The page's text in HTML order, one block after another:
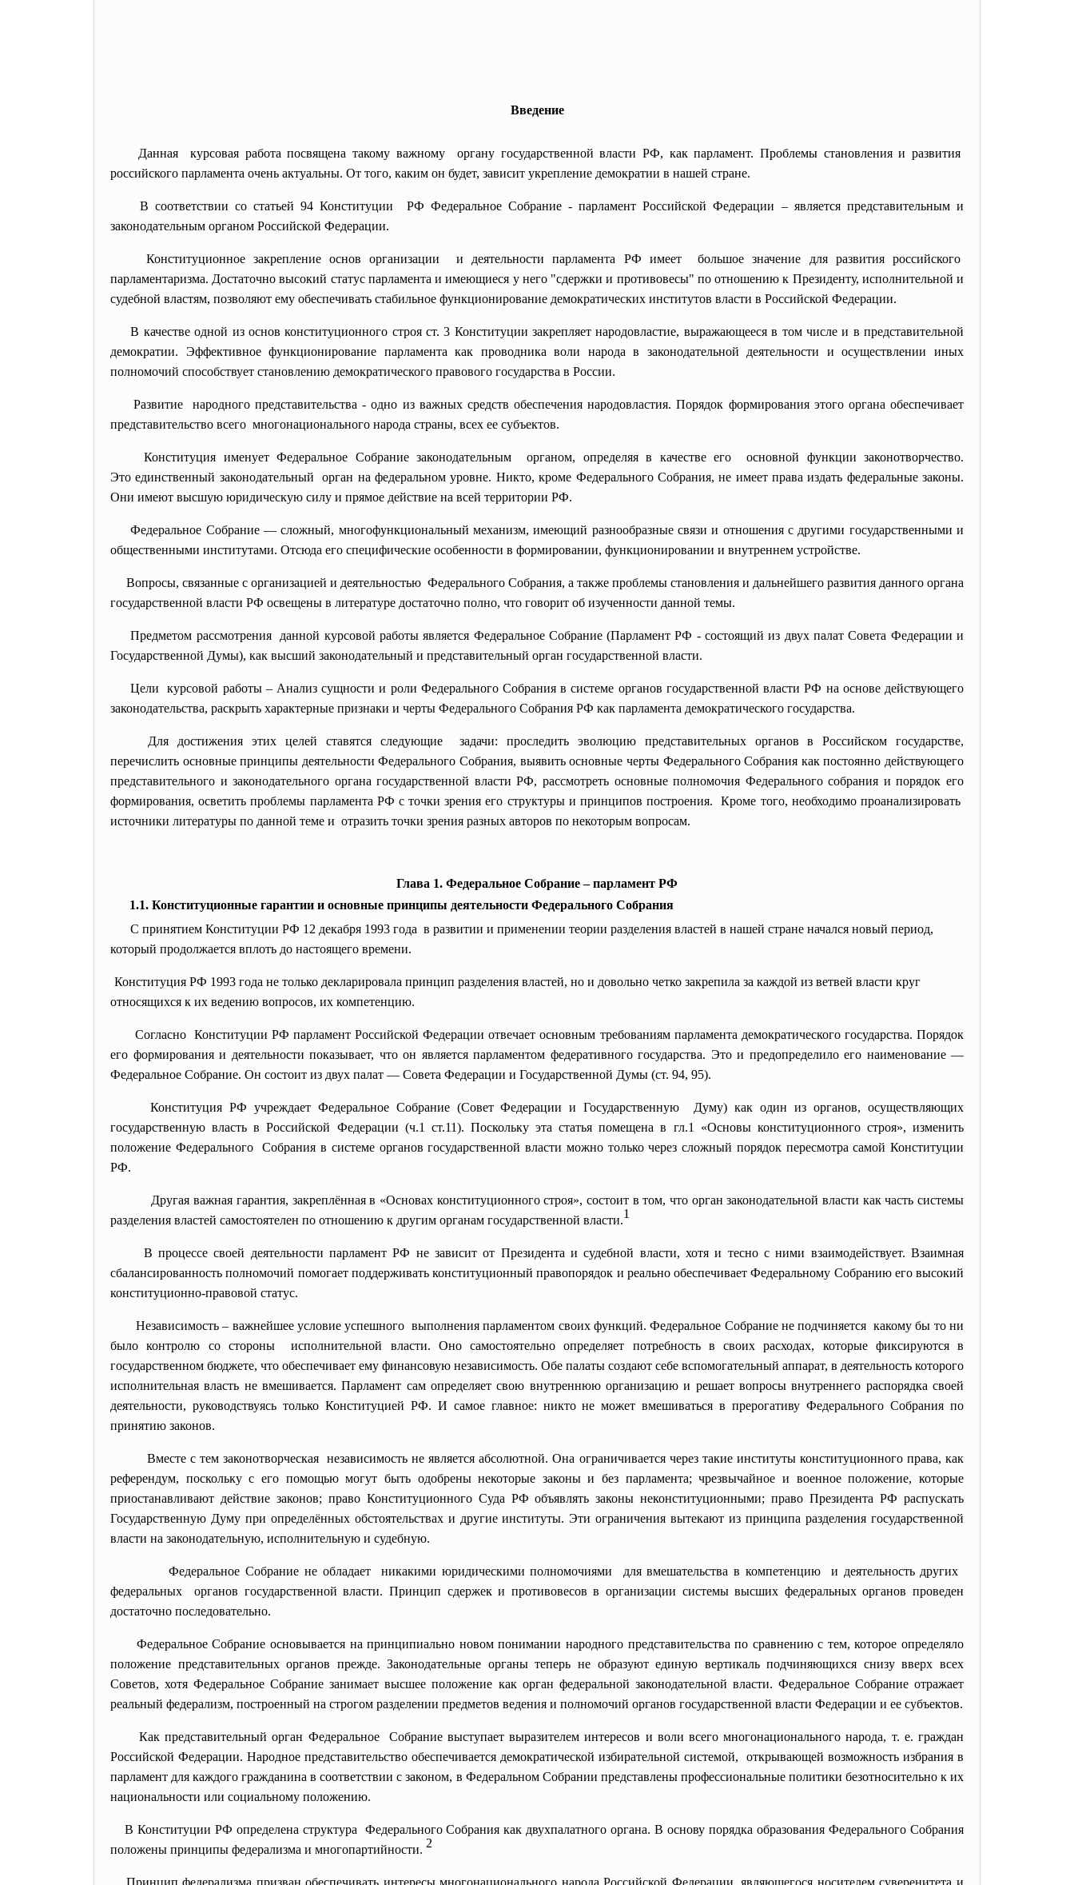
Введение
Данная курсовая работа посвящена такому важному органу государственной власти РФ, как парламент. Проблемы становления и развития
российского парламента очень актуальны. От того, каким он будет, зависит укрепление демократии в нашей стране.
В соответствии со статьей 94 Конституции РФ Федеральное Собрание - парламент Российской Федерации – является представительным и
законодательным органом Российской Федерации.
Конституционное закрепление основ организации и деятельности парламента РФ имеет большое значение для развития российского
парламентаризма. Достаточно высокий статус парламента и имеющиеся у него "сдержки и противовесы" по отношению к Президенту, исполнительной и
судебной властям, позволяют ему обеспечивать стабильное функционирование демократических институтов власти в Российской Федерации.
В качестве одной из основ конституционного строя ст. 3 Конституции закрепляет народовластие, выражающееся в том числе и в представительной
демократии. Эффективное функционирование парламента как проводника воли народа в законодательной деятельности и осуществлении иных
полномочий способствует становлению демократического правового государства в России.
Развитие народного представительства - одно из важных средств обеспечениянародовластия. Порядок формирования этого органа обеспечивает
представительство всего многонационального народа страны, всех ее субъектов.
Конституция именует Федеральное Собрание законодательным органом, определяя в качестве его основной функции законотворчество.
Это единственный законодательный орган на федеральном уровне. Никто, кроме Федерального Собрания, не имеет права издать федеральные законы.
Они имеют высшую юридическую силу и прямое действие на всей территории РФ.
Федеральное Собрание — сложный, многофункциональный механизм, имеющий разнообразные связи и отношения с другими государственными и
общественными институтами. Отсюда его специфические особенности в формировании, функционировании и внутреннем устройстве.
Вопросы, связанные с организацией и деятельностью Федерального Собрания, а также проблемы становления и дальнейшего развития данного органа
государственной власти РФ освещены в литературе достаточно полно, что говорит об изученности данной темы.
Предметом рассмотрения данной курсовой работы является Федеральное Собрание (Парламент РФ - состоящий из двух палат Совета Федерации и
Государственной Думы), как высший законодательный и представительный орган государственной власти.
Цели курсовой работы – Анализ сущности и роли Федерального Собрания в системе органов государственной власти РФ на основе действующего
законодательства, раскрыть характерные признаки и черты Федерального Собрания РФ как парламента демократического государства.
Для достижения этих целей ставятся следующие задачи: проследить эволюцию представительных органов в Российском государстве,
перечислить основные принципы деятельности Федерального Собрания, выявить основные черты Федерального Собрания как постоянно действующего
представительного и законодательного органа государственной власти РФ, рассмотреть основные полномочия Федерального собрания и порядок его
формирования, осветить проблемы парламента РФ с точки зрения его структуры и принципов построения. Кроме того, необходимо проанализировать
источники литературы по данной теме и отразить точки зрения разных авторов по некоторым вопросам.
Глава 1. Федеральное Собрание – парламент РФ
1.1. Конституционные гарантии и основные принципы деятельности Федерального Собрания
С принятием Конституции РФ 12 декабря 1993 года в развитии и применении теории разделения властей в нашей стране начался новый период,
который продолжается вплоть до настоящего времени.
Конституция РФ 1993 года не только декларировала принцип разделения властей, но и довольно четко закрепила за каждой из ветвей власти круг
относящихся к их ведению вопросов, их компетенцию.
Согласно Конституции РФ парламент Российской Федерации отвечает основным требованиям парламента демократического государства. Порядок
его формирования и деятельности показывает, что он является парламентом федеративного государства. Это и предопределило его наименование —
Федеральное Собрание. Он состоит из двух палат — Совета Федерации и Государственной Думы (ст. 94, 95).
Конституция РФ учреждает Федеральное Собрание (Совет Федерации иГосударственную Думу) как один из органов, осуществляющих
государственную власть в Российской Федерации (ч.1 ст.11). Поскольку эта статья помещена в гл.1 «Основы конституционного строя», изменить
положение Федерального Собрания в системе органов государственной власти можно только через сложный порядок пересмотра самой Конституции
РФ.
Другая важная гарантия, закреплённая в «Основах конституционного строя», состоит в том, что орган законодательной власти как часть системы
разделения властей самостоятелен по отношению к другим органам государственной власти.1
В процессе своей деятельности парламент РФ не зависит от Президента и судебной власти, хотя и тесно с ними взаимодействует. Взаимная
сбалансированность полномочий помогает поддерживать конституционный правопорядок и реально обеспечивает Федеральному Собранию его высокий
конституционно-правовой статус.
Независимость – важнейшее условие успешного выполнения парламентом своих функций. Федеральное Собрание не подчиняется какому бы то ни
было контролю со стороны исполнительной власти. Оно самостоятельно определяет потребность в своих расходах, которые фиксируются в
государственном бюджете, что обеспечивает ему финансовую независимость. Обе палаты создают себе вспомогательный аппарат, в деятельность которого
исполнительная власть не вмешивается. Парламент сам определяет свою внутреннюю организацию и решает вопросы внутреннего распорядка своей
деятельности, руководствуясь только Конституцией РФ. И самое главное: никто не может вмешиваться в прерогативу Федерального Собрания по
принятию законов.
Вместе с тем законотворческая независимость не является абсолютной. Она ограничивается через такие институты конституционного права, как
референдум, поскольку с его помощью могут быть одобрены некоторые законы и без парламента; чрезвычайное и военное положение, которые
приостанавливают действие законов; право Конституционного Суда РФ объявлять законы неконституционными; право Президента РФ распускать
Государственную Думу при определённых обстоятельствах и другие институты. Эти ограничения вытекают из принципа разделения государственной
власти на законодательную, исполнительную и судебную.
Федеральное Собрание не обладает никакими юридическимиполномочиями для вмешательства в компетенцию и деятельность других
федеральных органов государственнойвласти. Принцип сдержек и противовесов в организации системы высших федеральных органов проведен
достаточно последовательно.
Федеральное Собрание основывается на принципиально новом понимании народного представительства по сравнению с тем, которое определяло
положение представительных органов прежде. Законодательные органы теперь не образуют единую вертикаль подчиняющихся снизу вверх всех
Советов, хотя Федеральное Собрание занимает высшее положение как орган федеральной законодательной власти. Федеральное Собрание отражает
реальный федерализм, построенный на строгом разделении предметов ведения и полномочий органов государственной власти Федерации и ее субъектов.
Как представительный орган Федеральное Собрание выступает выразителем интересов и воли всего многонационального народа, т. е. граждан
Российской Федерации. Народное представительство обеспечивается демократической избирательной системой, открывающей возможность избрания в
парламент для каждого гражданина в соответствии с законом, в Федеральном Собрании представлены профессиональные политики безотносительно к их
национальности или социальному положению.
В Конституции РФ определена структура Федерального Собрания как двухпалатного органа. В основу порядка образования Федерального Собрания
положены принципы федерализма и многопартийности. 2
Принцип федерализма призванобеспечивать интересы многонационального народа Российской Федерации, являющегося носителем суверенитета и